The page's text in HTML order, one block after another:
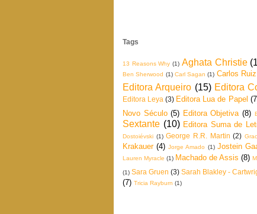
Tags
13 Reasons Why (1) Aghata Christie
Ben Sherwood (1) Carl Sagan (1) Carlos
Editora Arqueiro (15) Editora
Editora Leya (3) Editora Lua de Papel
Novo Século (5) Editora Objetiva (8)
Sextante (10) Editora Suma de
Dostoiévski (1) George R.R. Martin (2)
Krakauer (4) Jorge Amado (1) Jostein
Lauren Myracle (1) Machado de Assis (8)
(1) Sara Gruen (3) Sarah Blakley -
(7) Tricia Rayburn (1)